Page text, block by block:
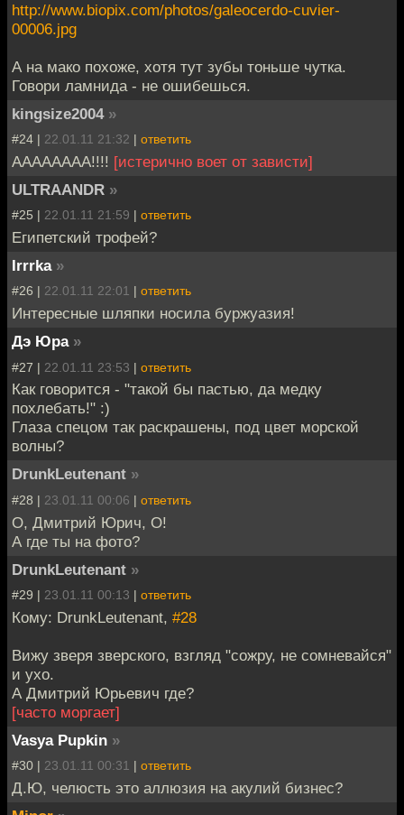
http://www.biopix.com/photos/galeocerdo-cuvier-
00006.jpg
А на мако похоже, хотя тут зубы тоньше чутка.
Говори ламнида - не ошибешься.
kingsize2004 »
#24 | 22.01.11 21:32 | ответить
АААААААА!!!! [истерично воет от зависти]
ULTRAANDR »
#25 | 22.01.11 21:59 | ответить
Египетский трофей?
Irrrka »
#26 | 22.01.11 22:01 | ответить
Интересные шляпки носила буржуазия!
Дэ Юра »
#27 | 22.01.11 23:53 | ответить
Как говорится - "такой бы пастью, да медку
похлебать!" :)
Глаза спецом так раскрашены, под цвет морской
волны?
DrunkLeutenant »
#28 | 23.01.11 00:06 | ответить
О, Дмитрий Юрич, О!
А где ты на фото?
DrunkLeutenant »
#29 | 23.01.11 00:13 | ответить
Кому: DrunkLeutenant, #28
Вижу зверя зверского, взгляд "сожру, не сомневайся"
и ухо.
А Дмитрий Юрьевич где?
[часто моргает]
Vasya Pupkin »
#30 | 23.01.11 00:31 | ответить
Д.Ю, челюсть это аллюзия на акулий бизнес?